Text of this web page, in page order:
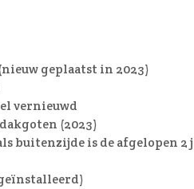
geplaatst in 2023)
vernieuwd
(2023)
buitenzijde is de afgelopen 2